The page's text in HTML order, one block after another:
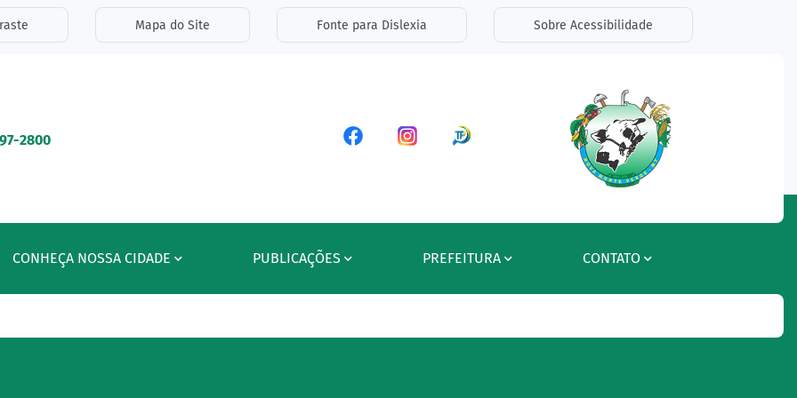
de acessibilidade
Mapa do Site Fonte para Dislexia Sobre Acessibilidade
2800 Acessar a Rede Social Facebook
Acessar a Rede Social Instagram
Acessar a Rede Social Radar
CONHEÇA NOSSA CIDADE PUBLICAÇÕES PREFEITURA CONTATO